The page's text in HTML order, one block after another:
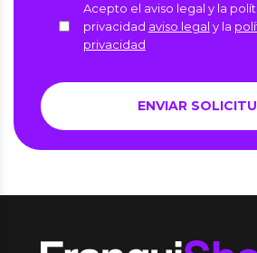
Acepto el aviso legal y la
privacidad aviso legal y la
privacidad